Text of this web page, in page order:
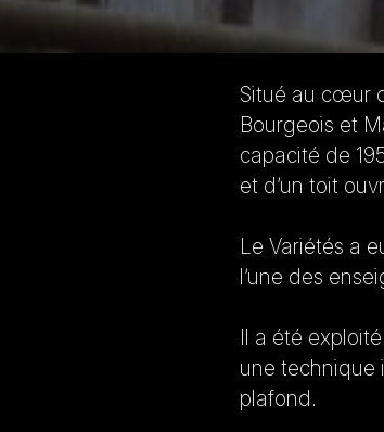
Situé au cœur
Bourgeois et
capacité de
et d’un toit
Le Variétés a
l’une des
Il a été
une technique
plafond.